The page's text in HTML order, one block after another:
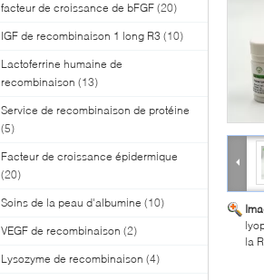
facteur de croissance de bFGF (20)
IGF de recombinaison 1 long R3 (10)
Lactoferrine humaine de
recombinaison (13)
Service de recombinaison de protéine
(5)
Facteur de croissance épidermique
(20)
Soins de la peau d'albumine (10)
VEGF de recombinaison (2)
Lysozyme de recombinaison (4)
la